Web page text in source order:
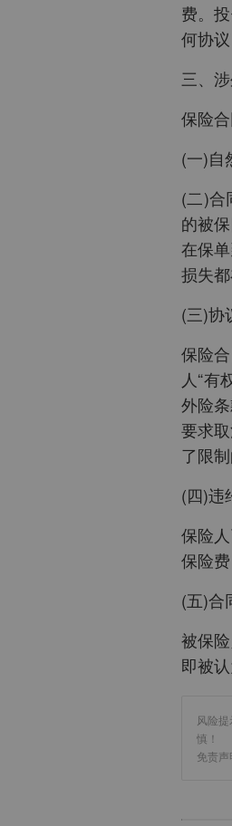
费。
何协
三、
保险
(一)自
(二)合
的被
在保
损失
(三)协
保险
人“有
外险
要求
了限
(四)违
保险
保险
(五)合
被保
即被
风险
慎！
免责